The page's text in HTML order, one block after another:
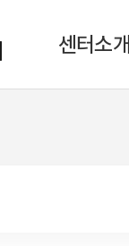
센터소개